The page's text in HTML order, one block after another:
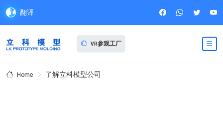
翻译
VR参观工厂
Home 了解立科模型公司